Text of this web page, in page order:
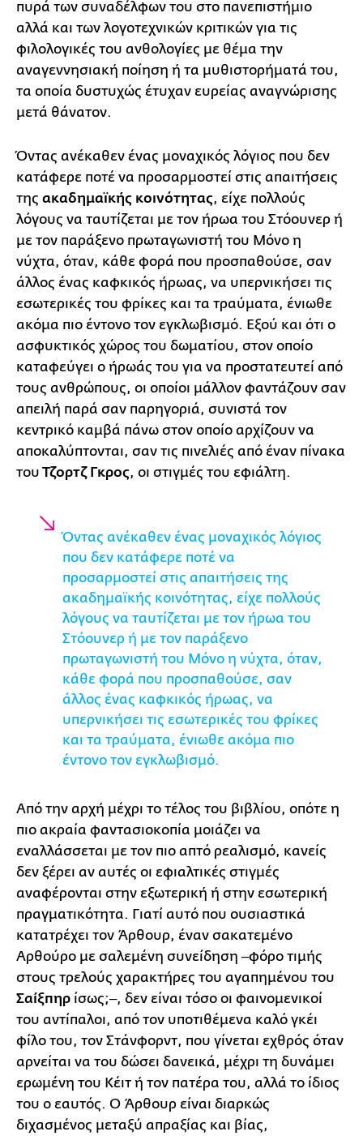
πυρά των συναδέλφων του στο πανεπιστήμιο
αλλά και των λογοτεχνικών κριτικών για τις
φιλολογικές του ανθολογίες με θέμα την
αναγεννησιακή ποίηση ή τα μυθιστορήματά του,
τα οποία δυστυχώς έτυχαν ευρείας αναγνώρισης
μετά θάνατον.
Όντας ανέκαθεν ένας μοναχικός λόγιος που δεν
κατάφερε ποτέ να προσαρμοστεί στις απαιτήσεις
της ακαδημαϊκής κοινότητας, είχε πολλούς
λόγους να ταυτίζεται με τον ήρωα του Στόουνερ ή
με τον παράξενο πρωταγωνιστή του Μόνο η
νύχτα, όταν, κάθε φορά που προσπαθούσε, σαν
άλλος ένας καφκικός ήρωας, να υπερνικήσει τις
εσωτερικές του φρίκες και τα τραύματα, ένιωθε
ακόμα πιο έντονο τον εγκλωβισμό. Εξού και ότι ο
ασφυκτικός χώρος του δωματίου, στον οποίο
καταφεύγει ο ήρωάς του για να προστατευτεί από
τους ανθρώπους, οι οποίοι μάλλον φαντάζουν σαν
απειλή παρά σαν παρηγοριά, συνιστά τον
κεντρικό καμβά πάνω στον οποίο αρχίζουν να
αποκαλύπτονται, σαν τις πινελιές από έναν πίνακα
του Τζορτζ Γκρος, οι στιγμές του εφιάλτη.
Όντας ανέκαθεν ένας μοναχικός λόγιος
που δεν κατάφερε ποτέ να
προσαρμοστεί στις απαιτήσεις της
ακαδημαϊκής κοινότητας, είχε πολλούς
λόγους να ταυτίζεται με τον ήρωα του
Στόουνερ ή με τον παράξενο
πρωταγωνιστή του Μόνο η νύχτα, όταν,
κάθε φορά που προσπαθούσε, σαν
άλλος ένας καφκικός ήρωας, να
υπερνικήσει τις εσωτερικές του φρίκες
και τα τραύματα, ένιωθε ακόμα πιο
έντονο τον εγκλωβισμό.
Από την αρχή μέχρι το τέλος του βιβλίου, οπότε η
πιο ακραία φαντασιοκοπία μοιάζει να
εναλλάσσεται με τον πιο απτό ρεαλισμό, κανείς
δεν ξέρει αν αυτές οι εφιαλτικές στιγμές
αναφέρονται στην εξωτερική ή στην εσωτερική
πραγματικότητα. Γιατί αυτό που ουσιαστικά
κατατρέχει τον Άρθουρ, έναν σακατεμένο
Αρθούρο με σαλεμένη συνείδηση ‒φόρο τιμής
στους τρελούς χαρακτήρες του αγαπημένου του
Σαίξπηρ ίσως;‒, δεν είναι τόσο οι φαινομενικοί
του αντίπαλοι, από τον υποτιθέμενα καλό γκέι
φίλο του, τον Στάνφορντ, που γίνεται εχθρός όταν
αρνείται να του δώσει δανεικά, μέχρι τη δυνάμει
ερωμένη του Κέιτ ή τον πατέρα του, αλλά το ίδιος
του ο εαυτός. Ο Άρθουρ είναι διαρκώς
διχασμένος μεταξύ απραξίας και βίας,